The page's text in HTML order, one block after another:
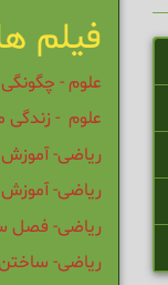
فیلم
علوم -
علوم - زندگی
ریاضی-
ریاضی-
ریاضی- فصل
ریاضی-